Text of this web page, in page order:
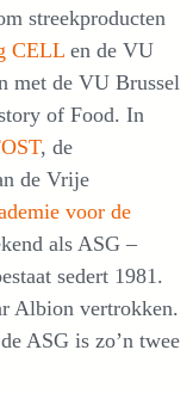
streekproducten
CELL en de VU
met de VU Brussel
of Food. In
, de
de Vrije
voor de
als ASG –
sedert 1981.
Albion vertrokken.
ASG is zo’n twee